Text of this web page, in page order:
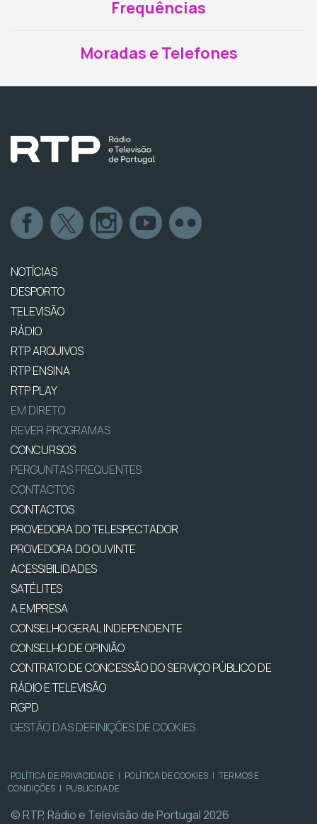
Frequências
Moradas e Telefones
NOTÍCIAS
DESPORTO
TELEVISÃO
RÁDIO
RTP ARQUIVOS
RTP ENSINA
RTP PLAY
EM DIRETO
REVER PROGRAMAS
CONCURSOS
PERGUNTAS FREQUENTES
CONTACTOS
CONTACTOS
PROVEDORA DO TELESPECTADOR
PROVEDORA DO OUVINTE
ACESSIBILIDADES
SATÉLITES
A EMPRESA
CONSELHO GERAL INDEPENDENTE
CONSELHO DE OPINIÃO
CONTRATO DE CONCESSÃO DO SERVIÇO PÚBLICO DE
RÁDIO E TELEVISÃO
RGPD
GESTÃO DAS DEFINIÇÕES DE COOKIES
POLÍTICA DE PRIVACIDADE | POLÍTICA DE COOKIES | TERMOS E
CONDIÇÕES | PUBLICIDADE
© RTP, Rádio e Televisão de Portugal 2026